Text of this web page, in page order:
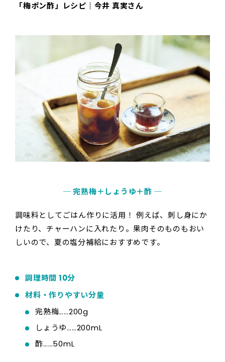
「梅ポン酢」レシピ｜今井 真実さん
─ 完熟梅＋しょうゆ＋酢 ─
調味料としてごはん作りに活用！ 例えば、刺し身にか
けたり、チャーハンに入れたり。果肉そのものもおい
しいので、夏の塩分補給におすすめです。
調理時間 10分
材料・作りやすい分量
完熟梅……200g
しょうゆ……200mL
酢……50mL